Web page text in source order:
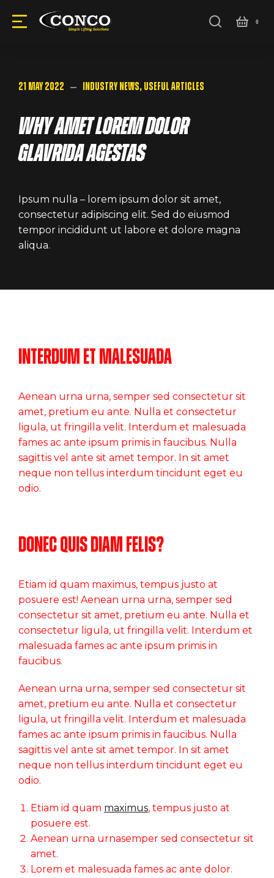
21 May 2022 Industry news, Useful articles
Why amet lorem dolor
glavrida agestas
Ipsum nulla – lorem ipsum dolor sit amet,
consectetur adipiscing elit. Sed do eiusmod
tempor incididunt ut labore et dolore magna
aliqua.
Interdum et malesuada
Aenean urna urna, semper sed consectetur sit
amet, pretium eu ante. Nulla et consectetur
ligula, ut fringilla velit. Interdum et malesuada
fames ac ante ipsum primis in faucibus. Nulla
sagittis vel ante sit amet tempor. In sit amet
neque non tellus interdum tincidunt eget eu
odio.
Donec quis diam felis?
Etiam id quam maximus, tempus justo at
posuere est! Aenean urna urna, semper sed
consectetur sit amet, pretium eu ante. Nulla et
consectetur ligula, ut fringilla velit. Interdum et
malesuada fames ac ante ipsum primis in
faucibus.
Aenean urna urna, semper sed consectetur sit
amet, pretium eu ante. Nulla et consectetur
ligula, ut fringilla velit. Interdum et malesuada
fames ac ante ipsum primis in faucibus. Nulla
sagittis vel ante sit amet tempor. In sit amet
neque non tellus interdum tincidunt eget eu
odio.
Etiam id quam maximus, tempus justo at
posuere est.
Aenean urna urnasemper sed consectetur sit
amet.
Lorem et malesuada fames ac ante dolor.